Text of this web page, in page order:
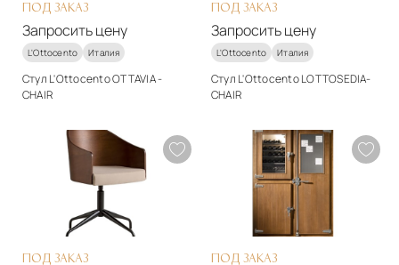
ПОД ЗАКАЗ
Запросить цену
L'Ottocento Италия
Стул L'Ottocento OTTAVIA -
CHAIR
арт-деко
Подробнее
Запросить цену
ПОД ЗАКАЗ
Запросить цену
L'Ottocento Италия
Стул L'Ottocento LOTTOSEDIA-
CHAIR
арт-деко
Подробнее
Запросить цену
ПОД ЗАКАЗ ПОД ЗАКАЗ